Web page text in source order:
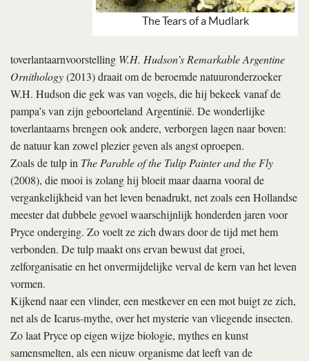
The Tears of a Mudlark
toverlantaarnvoorstelling W.H. Hudson’s Remarkable Argentine
Ornithology(2013) draait om de beroemde natuuronderzoeker
W.H. Hudson die gek was van vogels, die hij bekeek vanaf de
pampa’s van zijn geboorteland Argentinië. De wonderlijke
toverlantaarns brengen ook andere, verborgen lagen naar boven:
de natuur kan zowel plezier geven als angst oproepen.
Zoals de tulp in The Parable of the Tulip Painter and the Fly
(2008), die mooi is zolang hij bloeit maar daarna vooral de
vergankelijkheid van het leven benadrukt, net zoals een Hollandse
meester dat dubbele gevoel waarschijnlijk honderden jaren voor
Pryce onderging. Zo voelt ze zich dwars door de tijd met hem
verbonden. De tulp maakt ons ervan bewust dat groei,
zelforganisatie en het onvermijdelijke verval de kern van het leven
vormen.
Kijkend naar een vlinder, een mestkever en een mot buigt ze zich,
net als de Icarus-mythe, over het mysterie van vliegende insecten.
Zo laat Pryce op eigen wijze biologie, mythes en kunst
samensmelten, als een nieuw organisme dat leeft van de